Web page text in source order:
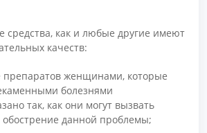
средства, как и любые другие имеют
качеств:
женщинами, которые
болезнями
так, как они могут вызвать
обострение данной проблемы;